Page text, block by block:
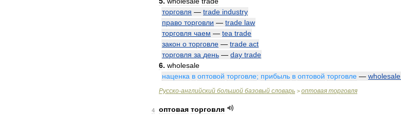
торговля — trade industry
право торговли — trade law
торговля чаем — tea trade
закон о торговле — trade act
торговля за день — day trade
6. wholesale
наценка в оптовой торговле; прибыль в оптовой торговле — wholesale
Русско-английский большой базовый словарь > оптовая торговля
4 оптовая торговля